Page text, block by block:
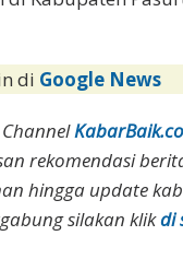
di Google News
rekomendasi
hingga update
silakan klikdi